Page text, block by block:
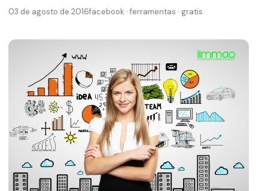
03 de agosto de 2016facebook · ferramentas · gratis